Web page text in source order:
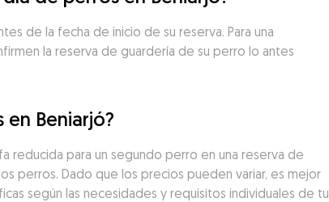
de la fecha de inicio de su reserva. Para una
la reserva de guardería de su perro lo antes
Beniarjó?
reducida para un segundo perro en una reserva de
perros. Dado que los precios pueden variar, es mejor
según las necesidades y requisitos individuales de tu